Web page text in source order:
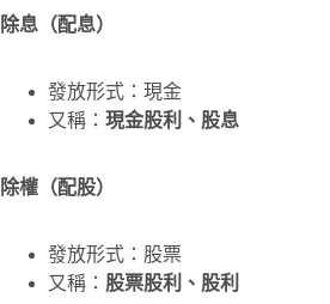
除息（配息）
發放形式：現金
又稱： 現金股利、股息
除權（配股）
發放形式：股票
又稱： 股票股利、股利